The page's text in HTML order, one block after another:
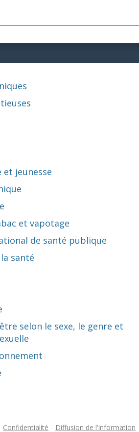
et jeunesse
et vapotage
de santé publique
santé
selon le sexe, le genre et
Confidentialité Diffusion de l'information